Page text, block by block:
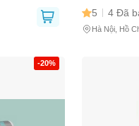
5 4 Đã
Hà Nội, Hồ
-20%